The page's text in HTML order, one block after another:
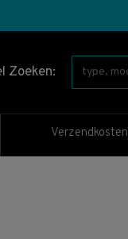
Zoeken:
Verzendkosten